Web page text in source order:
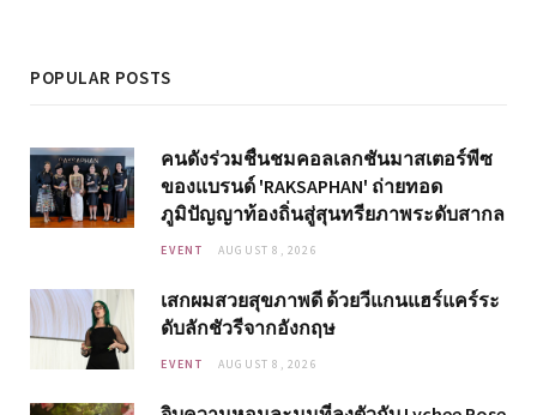
POPULAR POSTS
คนดังร่วมชื่นชมคอลเลกชันมาสเตอร์พีซ
ของแบรนด์ 'RAKSAPHAN' ถ่ายทอด
ภูมิปัญญาท้องถิ่นสู่สุนทรียภาพระดับสากล
EVENT AUGUST 8, 2026
เสกผมสวยสุขภาพดี ด้วยวีแกนแฮร์แคร์ระ
ดับลักชัวรีจากอังกฤษ
EVENT AUGUST 8, 2026